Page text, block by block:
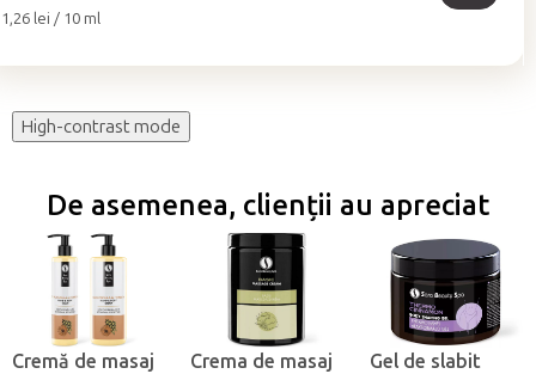
Evaluare
1,26 lei / 10 ml
High-contrast mode
De asemenea, clienții au apreciat
Cremă de masaj
Crema de masaj
Gel de slabit